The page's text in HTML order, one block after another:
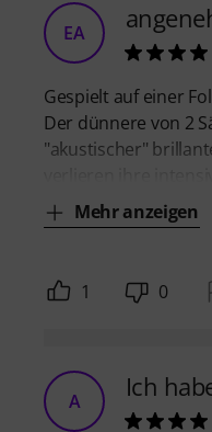
EA
Gespielt auf einer
Der dünnere von 2
"akustischer"
Mehr anzeigen
1 0
A Ich